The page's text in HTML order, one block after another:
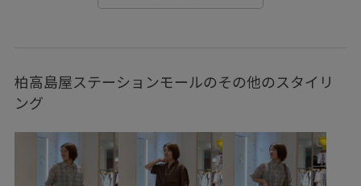
ノースリーブ ハット ハリ感
ベーシックカラー マゼンタ ミニマル モダン
リゾート感
ヴィンテージ ヴィンテージ感 上品 体型カバー
光沢感 合わせやすい 大人っぽい 差し色 快適
柏高島屋ステーションモールのその他のスタイリ
ング